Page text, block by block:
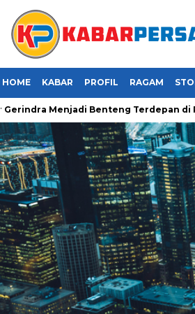
HOME KABAR PROFIL RAGAM
Menjadi Benteng Terdepan di